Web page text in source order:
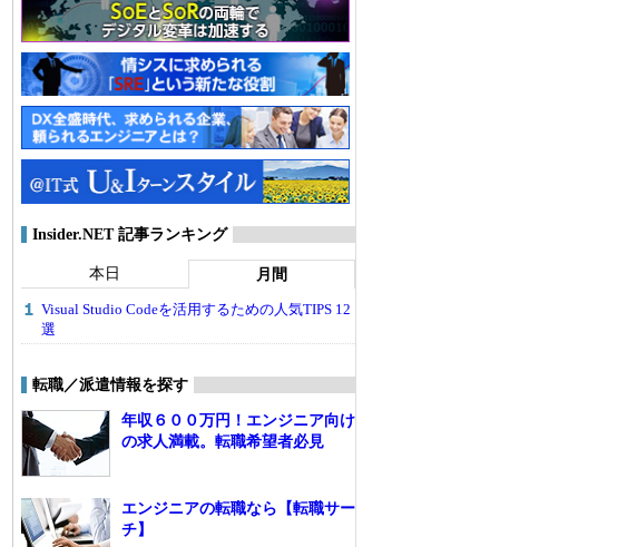
Insider.NET 記事ランキング
本日 月間
Visual Studio Codeを活用するための人気TIPS 12
選
転職／派遣情報を探す
年収６００万円！エンジニア向け
の求人満載。転職希望者必見
エンジニアの転職なら【転職サー
チ】